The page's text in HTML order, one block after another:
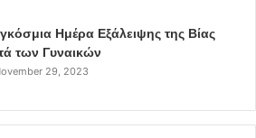
Θοδωρής Παπαδημητρίου
Πίττας
Μυρσίνη Καρματζόγλου
Ημέρα Εξάλειψης της Βίας
των Γυναικών
29, 2023